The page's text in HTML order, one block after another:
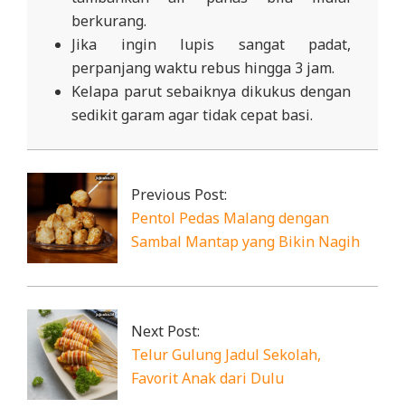
berkurang.
Jika ingin lupis sangat padat,
perpanjang waktu rebus hingga 3 jam.
Kelapa parut sebaiknya dikukus dengan
sedikit garam agar tidak cepat basi.
2025-
12-
Previous Post:
Pentol Pedas Malang dengan
Sambal Mantap yang Bikin Nagih
Next Post:
Telur Gulung Jadul Sekolah,
Favorit Anak dari Dulu